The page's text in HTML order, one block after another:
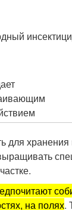
для хранения
на полях.